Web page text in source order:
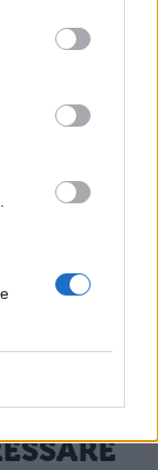
anche
di
in